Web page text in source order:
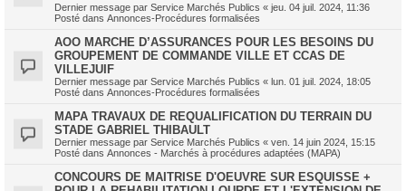
Dernier message par Service Marchés Publics « jeu. 04 juil. 2024, 11:36
Posté dans Annonces-Procédures formalisées
AOO MARCHE D’ASSURANCES POUR LES BESOINS DU
GROUPEMENT DE COMMANDE VILLE ET CCAS DE
VILLEJUIF
Dernier message par Service Marchés Publics « lun. 01 juil. 2024, 18:05
Posté dans Annonces-Procédures formalisées
MAPA TRAVAUX DE REQUALIFICATION DU TERRAIN DU
STADE GABRIEL THIBAULT
Dernier message par Service Marchés Publics « ven. 14 juin 2024, 15:15
Posté dans Annonces - Marchés à procédures adaptées (MAPA)
CONCOURS DE MAITRISE D'OEUVRE SUR ESQUISSE +